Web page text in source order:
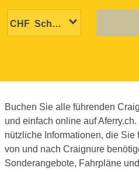
Buchen Sie alle führenden
und einfach online auf
nützliche Informationen, die
von und nach Craignure
Sonderangebote, Fahrpläne